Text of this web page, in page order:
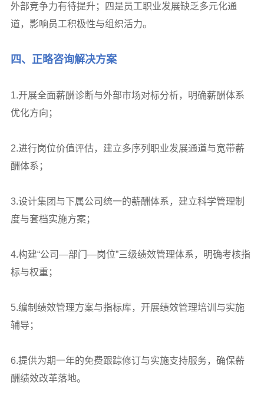
外部竞争力有待提升；四是员工职业发展缺乏多元化通
道，影响员工积极性与组织活力。
四、 正略咨询解决方案
1.开展全面薪酬诊断与外部市场对标分析，明确薪酬体系
优化方向；
2.进行岗位价值评估，建立多序列职业发展通道与宽带薪
酬体系；
3.设计集团与下属公司统一的薪酬体系，建立科学管理制
度与套档实施方案；
4.构建“公司—部门—岗位”三级绩效管理体系，明确考核指
标与权重；
5.编制绩效管理方案与指标库，开展绩效管理培训与实施
辅导；
6.提供为期一年的免费跟踪修订与实施支持服务，确保薪
酬绩效改革落地。